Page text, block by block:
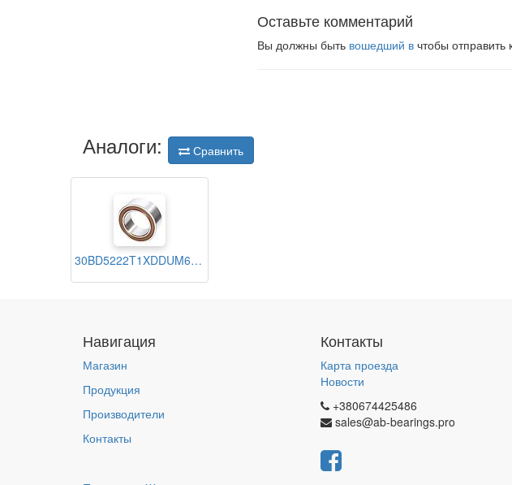
Оставьте комментарий
Вы должны быть вошедший в чтобы отправить
Аналоги: Сравнить
30BD5222T1XDDUM6CG02 NSK
Навигация
Магазин
Продукция
Производители
Контакты
Контакты
Карта проезда
Новости
+380674425486
sales@ab-bearings.pro